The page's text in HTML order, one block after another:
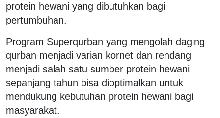
protein hewani yang dibutuhkan bagi
pertumbuhan.
Program Superqurban yang mengolah daging
qurban menjadi varian kornet dan rendang
menjadi salah satu sumber protein hewani
sepanjang tahun bisa dioptimalkan untuk
mendukung kebutuhan protein hewani bagi
masyarakat.